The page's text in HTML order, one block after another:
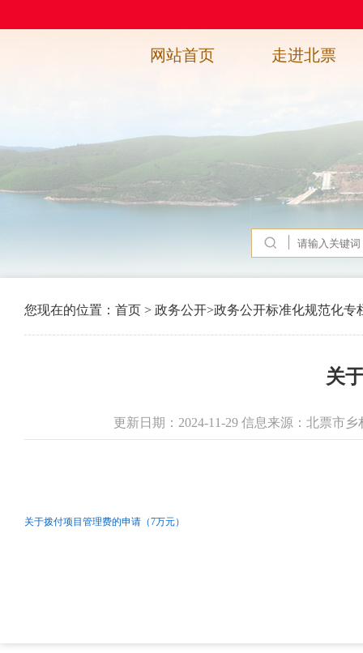
网站首页 走进北票
您现在的位置： 首页 > 政务公开>政务公开标准化规范化专
关
更新日期：2024-11-29 信息来源：北票市
关于拨付项目管理费的申请（7万元）